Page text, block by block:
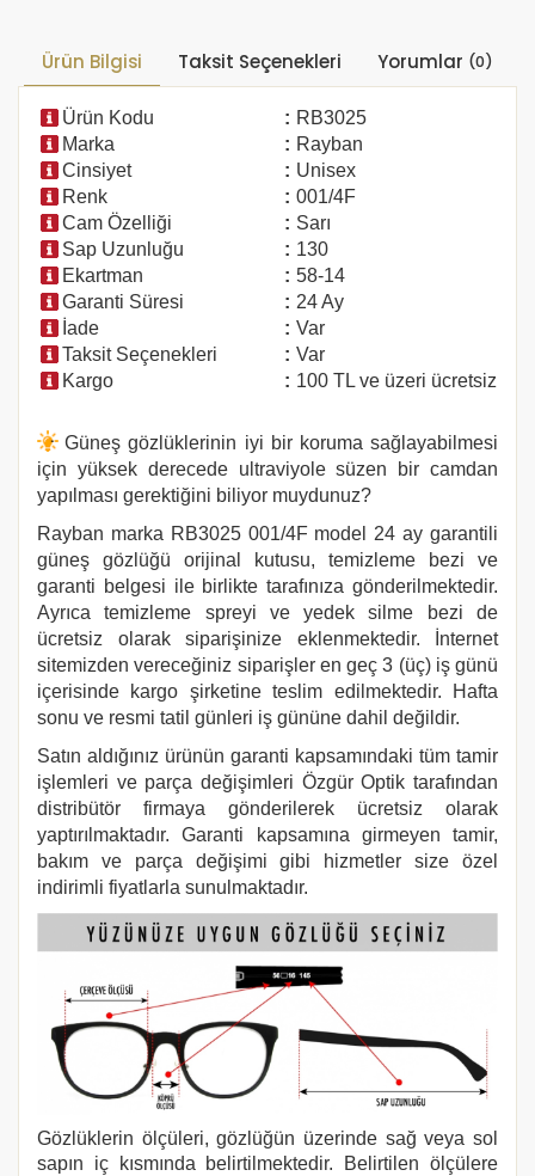
Ürün Bilgisi Taksit Seçenekleri Yorumlar (0)
Ürün Kodu : RB3025
Marka
: Rayban
Cinsiyet
: Unisex
Renk
: 001/4F
Cam Özelliği
: Sarı
Sap Uzunluğu
: 130
Ekartman
: 58-14
Garanti Süresi
: 24 Ay
İade
: Var
Taksit Seçenekleri
: Var
Kargo
: 100 TL ve üzeri ücretsiz
Güneş gözlüklerinin iyi bir koruma sağlayabilmesi
için yüksek derecede ultraviyole süzen bir camdan
yapılması gerektiğini biliyor muydunuz?
Rayban marka RB3025 001/4F model 24 ay garantili
güneş gözlüğü orijinal kutusu, temizleme bezi ve
garanti belgesi ile birlikte tarafınıza gönderilmektedir.
Ayrıca temizleme spreyi ve yedek silme bezi de
ücretsiz olarak siparişinize eklenmektedir. İnternet
sitemizden vereceğiniz siparişler en geç 3 (üç) iş günü
içerisinde kargo şirketine teslim edilmektedir. Hafta
sonu ve resmi tatil günleri iş gününe dahil değildir.
Satın aldığınız ürünün garanti kapsamındaki tüm tamir
işlemleri ve parça değişimleri Özgür Optik tarafından
distribütör firmaya gönderilerek ücretsiz olarak
yaptırılmaktadır. Garanti kapsamına girmeyen tamir,
bakım ve parça değişimi gibi hizmetler size özel
indirimli fiyatlarla sunulmaktadır.
Gözlüklerin ölçüleri, gözlüğün üzerinde sağ veya sol
sapın iç kısmında belirtilmektedir. Belirtilen ölçülere